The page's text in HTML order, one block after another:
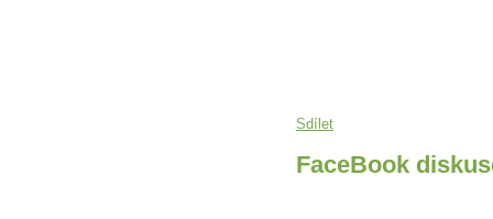
Sdílet
FaceBook